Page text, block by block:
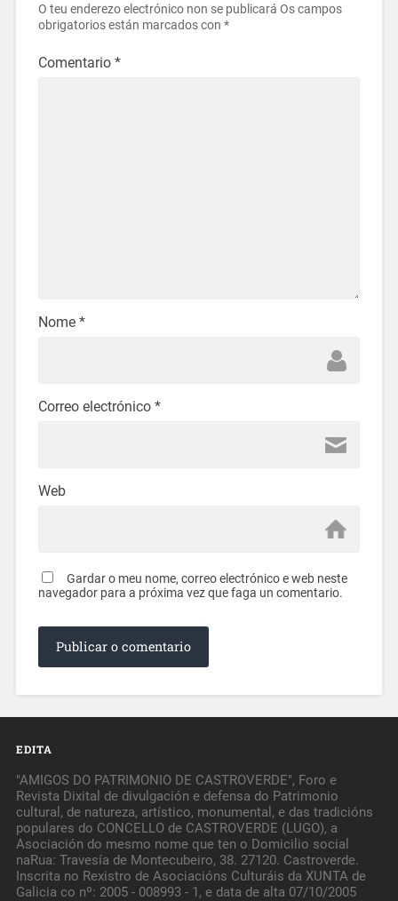
O teu enderezo electrónico non se publicará Os campos
obrigatorios están marcados con *
Comentario *
Nome *
Correo electrónico *
Web
Gardar o meu nome, correo electrónico e web neste
navegador para a próxima vez que faga un comentario.
EDITA
"AMIGOS DO PATRIMONIO DE CASTROVERDE", Foro e
Revista Dixital de divulgación e defensa do Patrimonio
cultural, de natureza, artístico, monumental, e das tradicións
populares do CONCELLO de CASTROVERDE (LUGO), a
Asociación do mesmo nome que ten o Domicilio social
naRua: Travesía de Montecubeiro, 38. 27120. Castroverde.
Inscrita no Rexistro de Asociacións Culturáis da XUNTA de
Galicia co nº: 2005 - 008993 - 1, e data de alta 07/10/2005